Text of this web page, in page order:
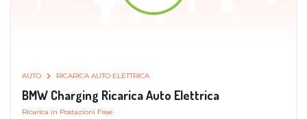
AUTO RICARICA AUTO ELETTRICA
BMW Charging Ricarica Auto Elettrica
Ricarica in Postazioni Fisse